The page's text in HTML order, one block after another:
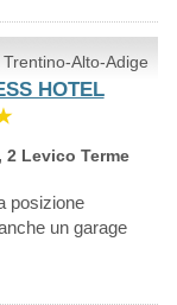
Alto-Adige
HOTEL
2 Levico Terme
posizione
un garage